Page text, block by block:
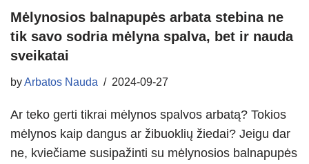
Mėlynosios balnapupės arbata stebina ne
tik savo sodria mėlyna spalva, bet ir nauda
sveikatai
byArbatos Nauda 2024-09-27
Ar teko gerti tikrai mėlynos spalvos arbatą? Tokios
mėlynos kaip dangus ar žibuoklių žiedai? Jeigu dar
ne, kviečiame susipažinti su mėlynosios balnapupės